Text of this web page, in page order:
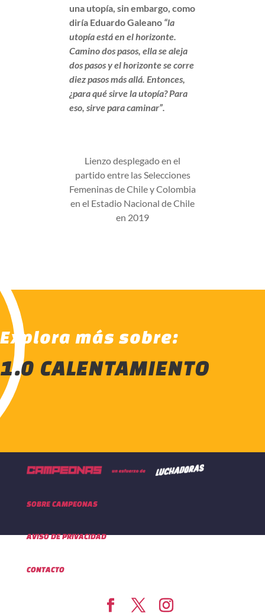
una utopía, sin embargo, como
diría Eduardo Galeano “la
utopía está en el horizonte.
Camino dos pasos, ella se aleja
dos pasos y el horizonte se corre
diez pasos más allá. Entonces,
¿para qué sirve la utopía? Para
eso, sirve para caminar”.
Lienzo desplegado en el
partido entre las Selecciones
Femeninas de Chile y Colombia
en el Estadio Nacional de Chile
en 2019
Explora más sobre:
1.0 CALENTAMIENTO
SOBRE CAMPEONAS
AVISO DE PRIVACIDAD
CONTACTO